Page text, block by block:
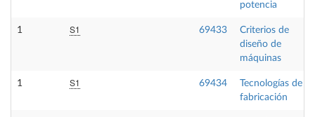
potencia
1 S1 69433
Criterios de
diseño de
máquinas
1 S1 69434
Tecnologías de
fabricación